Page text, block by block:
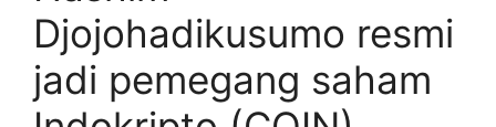
Djojohadikusumo resmi
jadi pemegang saham